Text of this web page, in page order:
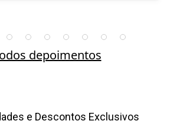
depoimentos
e Descontos Exclusivos